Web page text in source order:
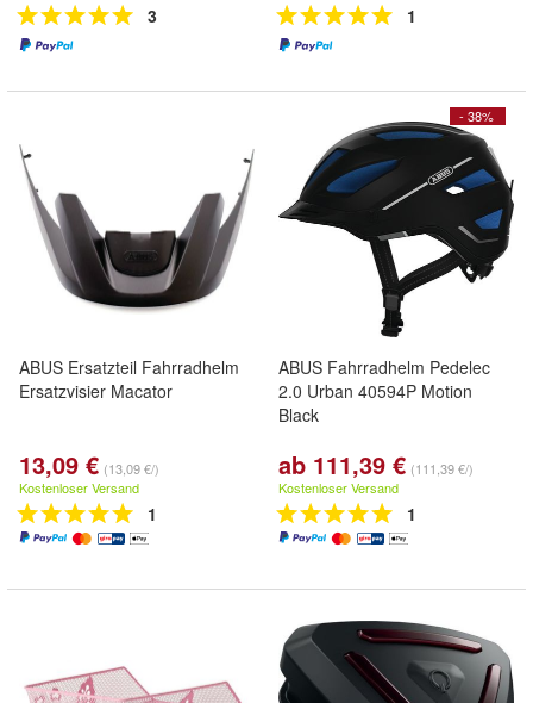
3 1
ABUS Ersatzteil Fahrradhelm
Ersatzvisier Macator
13,09 € (13,09 €/)
Kostenloser Versand
1
- 38%
ABUS Fahrradhelm Pedelec
2.0 Urban 40594P Motion
Black
ab 111,39 € (111,39 €/)
Kostenloser Versand
1